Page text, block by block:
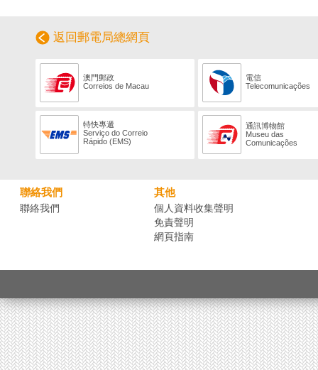
返回郵電局總網頁
澳門郵政
Correios de Macau
電信
Telecomunicações
特快專遞
Serviço do Correio
Rápido (EMS)
通訊博物館
Museu das
Comunicações
聯絡我們
聯絡我們
其他
個人資料收集聲明
免責聲明
網頁指南